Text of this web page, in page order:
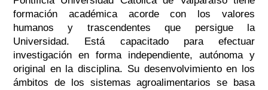
formación académica acorde con los valores
humanos y trascendentes que persigue la
Universidad. Está capacitado para efectuar
investigación en forma independiente, autónoma y
original en la disciplina. Su desenvolvimiento en los
ámbitos de los sistemas agroalimentarios se basa